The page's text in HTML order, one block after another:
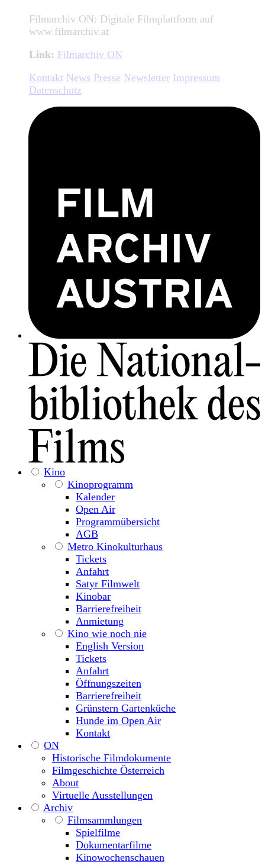
Filmarchiv ON: Digitale Filmplattform auf
www.filmarchiv.at
Link: Filmarchiv ON
Kontakt News Presse Newsletter Impressum
Datenschutz
Kino
Kinoprogramm
Kalender
Open Air
Programmübersicht
AGB
Metro Kinokulturhaus
Tickets
Anfahrt
Satyr Filmwelt
Kinobar
Barrierefreiheit
Anmietung
Kino wie noch nie
English Version
Tickets
Anfahrt
Öffnungszeiten
Barrierefreiheit
Grünstern Gartenküche
Hunde im Open Air
Kontakt
ON
Historische Filmdokumente
Filmgeschichte Österreich
About
Virtuelle Ausstellungen
Archiv
Filmsammlungen
Spielfilme
Dokumentarfilme
Kinowochenschauen